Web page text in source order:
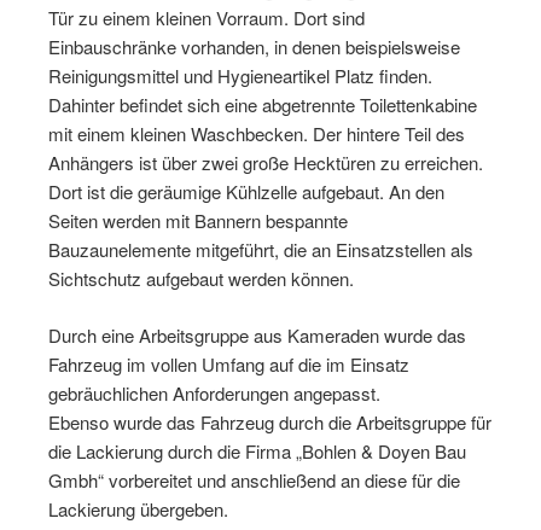
Tür zu einem kleinen Vorraum. Dort sind
Einbauschränke vorhanden, in denen beispielsweise
Reinigungsmittel und Hygieneartikel Platz finden.
Dahinter befindet sich eine abgetrennte Toilettenkabine
mit einem kleinen Waschbecken. Der hintere Teil des
Anhängers ist über zwei große Hecktüren zu erreichen.
Dort ist die geräumige Kühlzelle aufgebaut. An den
Seiten werden mit Bannern bespannte
Bauzaunelemente mitgeführt, die an Einsatzstellen als
Sichtschutz aufgebaut werden können.
Durch eine Arbeitsgruppe aus Kameraden wurde das
Fahrzeug im vollen Umfang auf die im Einsatz
gebräuchlichen Anforderungen angepasst.
Ebenso wurde das Fahrzeug durch die Arbeitsgruppe für
die Lackierung durch die Firma „Bohlen & Doyen Bau
Gmbh“ vorbereitet und anschließend an diese für die
Lackierung übergeben.